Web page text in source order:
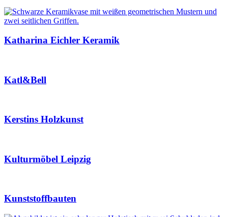
Katharina Eichler Keramik
Katl&Bell
Kerstins Holzkunst
Kulturmöbel Leipzig
Kunststoffbauten